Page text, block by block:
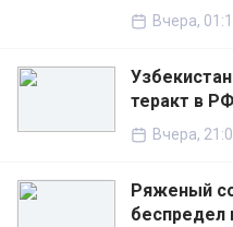
Вчера,
теракт в РФ
Вчера,
Ряженый
беспредел